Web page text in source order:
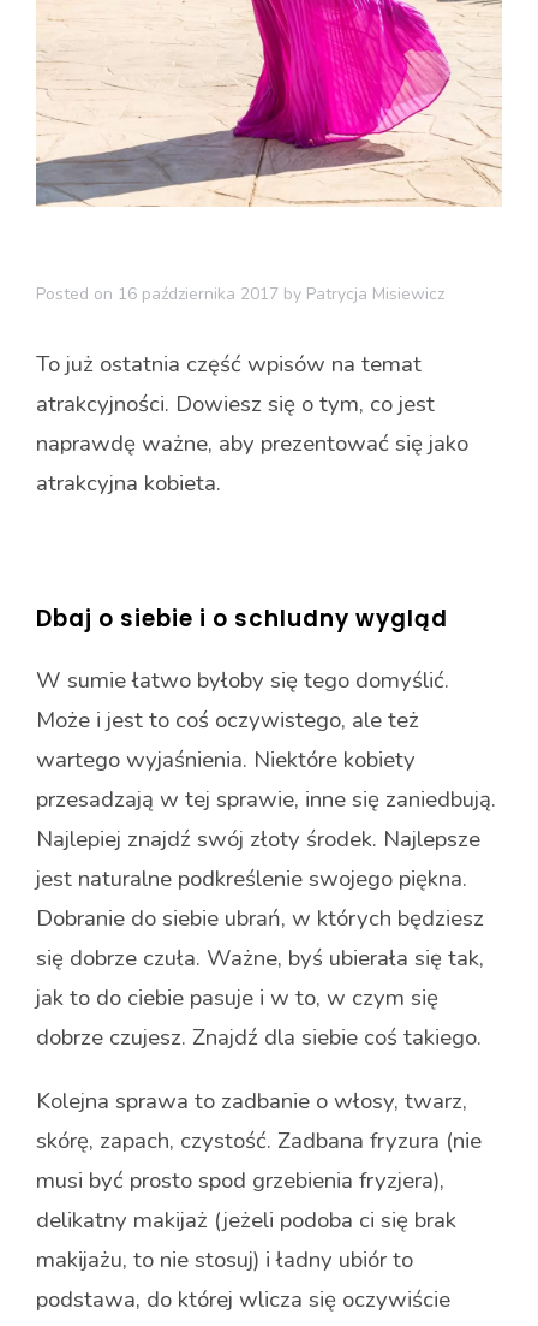
Posted on 16 października 2017 by Patrycja Misiewicz
To już ostatnia część wpisów na temat
atrakcyjności. Dowiesz się o tym, co jest
naprawdę ważne, aby prezentować się jako
atrakcyjna kobieta.
Dbaj o siebie i o schludny wygląd
W sumie łatwo byłoby się tego domyślić.
Może i jest to coś oczywistego, ale też
wartego wyjaśnienia. Niektóre kobiety
przesadzają w tej sprawie, inne się zaniedbują.
Najlepiej znajdź swój złoty środek. Najlepsze
jest naturalne podkreślenie swojego piękna.
Dobranie do siebie ubrań, w których będziesz
się dobrze czuła. Ważne, byś ubierała się tak,
jak to do ciebie pasuje i w to, w czym się
dobrze czujesz. Znajdź dla siebie coś takiego.
Kolejna sprawa to zadbanie o włosy, twarz,
skórę, zapach, czystość. Zadbana fryzura (nie
musi być prosto spod grzebienia fryzjera),
delikatny makijaż (jeżeli podoba ci się brak
makijażu, to nie stosuj) i ładny ubiór to
podstawa, do której wlicza się oczywiście